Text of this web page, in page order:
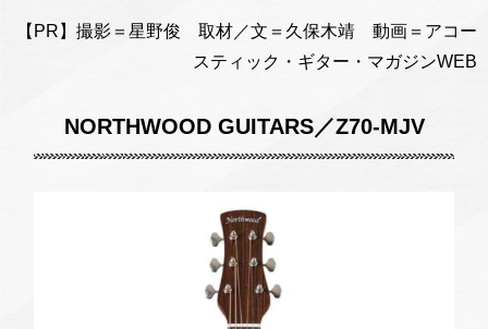
【PR】撮影＝星野俊 取材／文＝久保木靖 動画＝アコー
スティック・ギター・マガジンWEB
NORTHWOOD GUITARS／Z70-MJV